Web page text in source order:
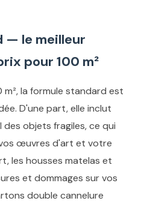
— le meilleur
pour 100 m²
la formule standard est
D'une part, elle inclut
des objets fragiles, ce qui
œuvres d'art et votre
les housses matelas et
et dommages sur vos
double cannelure